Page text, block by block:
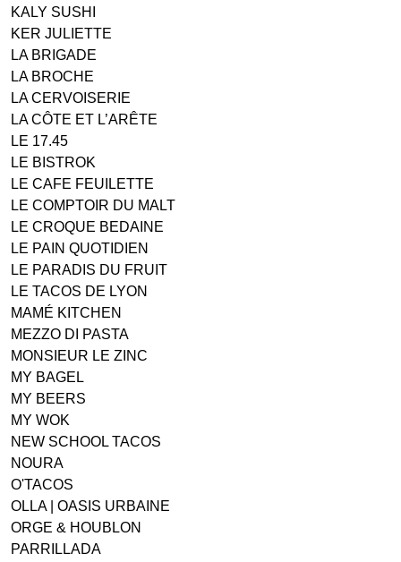
KALY SUSHI
KER JULIETTE
LA BRIGADE
LA BROCHE
LA CERVOISERIE
LA CÔTE ET L’ARÊTE
LE 17.45
LE BISTROK
LE CAFE FEUILETTE
LE COMPTOIR DU MALT
LE CROQUE BEDAINE
LE PAIN QUOTIDIEN
LE PARADIS DU FRUIT
LE TACOS DE LYON
MAMÉ KITCHEN
MEZZO DI PASTA
MONSIEUR LE ZINC
MY BAGEL
MY BEERS
MY WOK
NEW SCHOOL TACOS
NOURA
O'TACOS
OLLA | OASIS URBAINE
ORGE & HOUBLON
PARRILLADA